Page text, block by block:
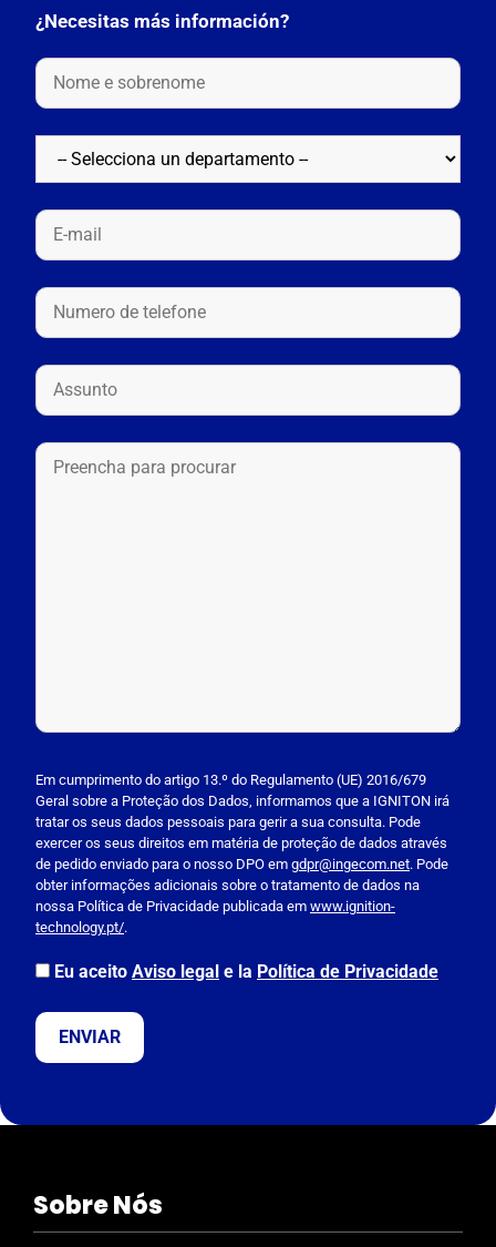
¿Necesitas más información?
l
e
a
s
e
l
e
a
e
s
e
l
Em cumprimento do artigo 13.º do Regulamento (UE) 2016/679
Geral sobre a Proteção dos Dados, informamos que a IGNITON irá
tratar os seus dados pessoais para gerir a sua consulta. Pode
exercer os seus direitos em matéria de proteção de dados através
de pedido enviado para o nosso DPO em gdpr@ingecom.net. Pode
obter informações adicionais sobre o tratamento de dados na
nossa Política de Privacidade publicada em www.ignition-
technology.pt/.
Eu aceito Aviso legal e la Política de Privacidade
Sobre Nós